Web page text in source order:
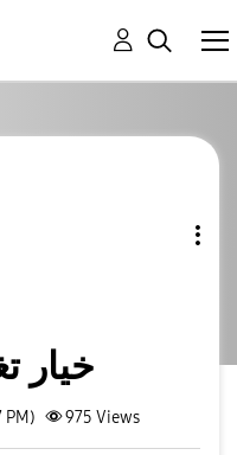
خيار
PM) 975 Views